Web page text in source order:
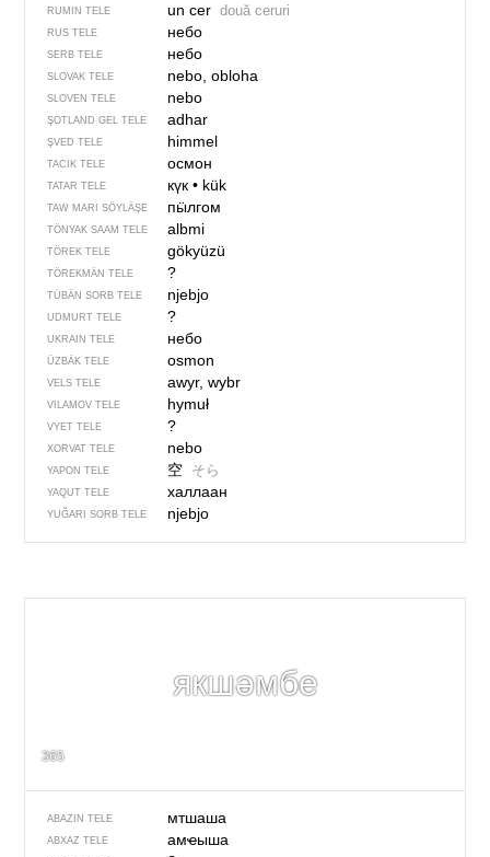
RUMIN TELE un cer două ceruri
RUS TELE небо
SERB TELE небо
SLOVAK TELE nebo, obloha
SLOVEN TELE nebo
ŞOTLAND GEL TELE adhar
ŞVED TELE himmel
TACIK TELE осмон
TATAR TELE күк• kük
TAW MARI SÖYLÄŞE пӹлгом
TÖNYAK SAAM TELE albmi
TÖREK TELE gökyüzü
TÖREKMÄN TELE ?
TÜBÄN SORB TELE njebjo
UDMURT TELE ?
UKRAIN TELE небо
ÜZBÄK TELE osmon
VELS TELE awyr, wybr
VILAMOV TELE hymuł
VYET TELE ?
XORVAT TELE nebo
YAPON TELE 空 そら
YAQUT TELE халлаан
YUĞARI SORB TELE njebjo
якшәмбе
365
ABAZIN TELE мтшаша
ABXAZ TELE амҽыша